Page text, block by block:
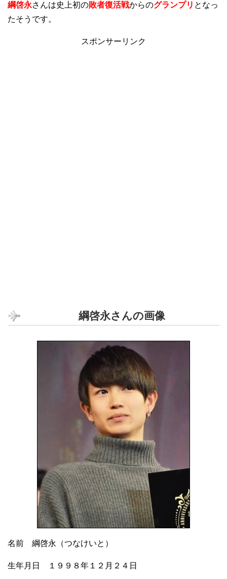
綱啓永さんは史上初の敗者復活戦からのグランプリ となっ
たそうです。
スポンサーリンク
綱啓永さんの画像
名前 綱啓永（つなけいと）
生年月日 １９９８年１２月２４日